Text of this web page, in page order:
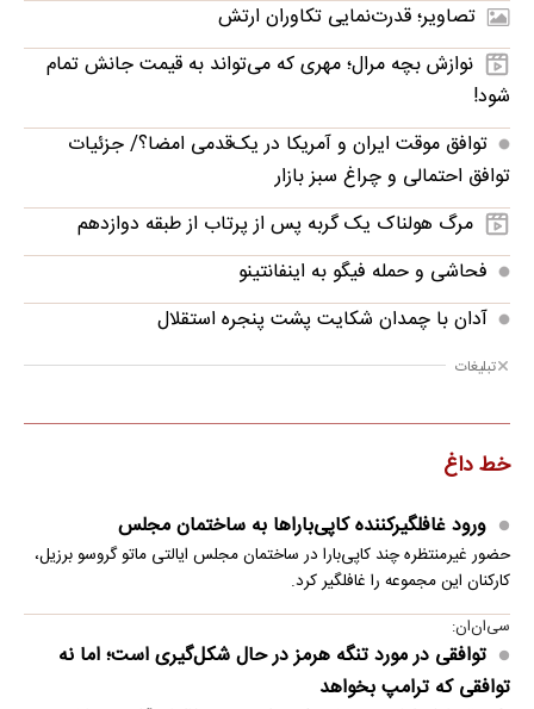
تصاویر؛ قدرت‌نمایی تکاوران ارتش
نوازش بچه مرال؛ مهری که می‌تواند به قیمت جانش تمام
شود!
توافق موقت ایران و آمریکا در یک‌قدمی امضا؟/ جزئیات
توافق احتمالی و چراغ سبز بازار
مرگ هولناک یک گربه پس از پرتاب از طبقه دوازدهم
فحاشی و حمله فیگو به اینفانتینو
آدان با چمدان شکایت پشت پنجره استقلال
تبلیغات
خط داغ
ورود غافلگیرکننده کاپی‌باراها به ساختمان مجلس
حضور غیرمنتظره چند کاپی‌بارا در ساختمان مجلس ایالتی ماتو گروسو برزیل،
کارکنان این مجموعه را غافلگیر کرد.
سی‌ان‌ان:
توافقی در مورد تنگه هرمز در حال شکل‌گیری است؛ اما نه
توافقی که ترامپ بخواهد